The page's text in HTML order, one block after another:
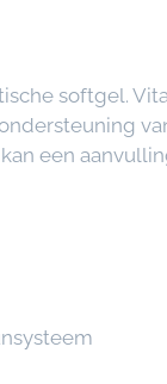
softgel.
een